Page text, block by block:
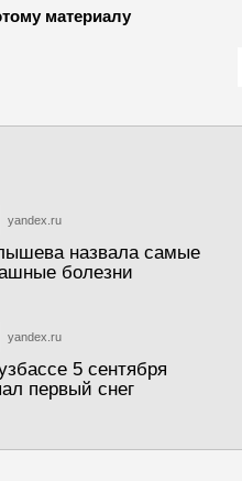
материалу
yandex.ru
назвала самые
болезни
yandex.ru
5 сентября
первый снег